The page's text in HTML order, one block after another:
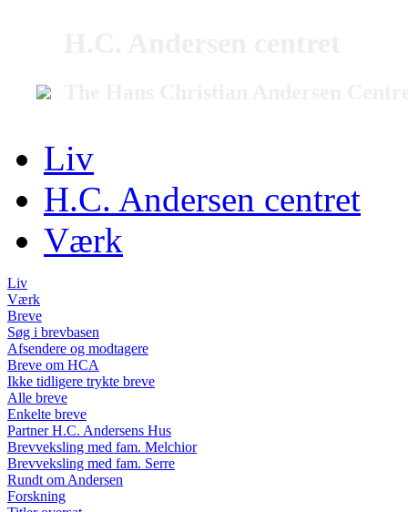
Liv
H.C. Andersen centret
Værk
Liv
Værk
Breve
Søg i brevbasen
Afsendere og modtagere
Breve om HCA
Ikke tidligere trykte breve
Alle breve
Enkelte breve
Partner H.C. Andersens Hus
Brevveksling med fam. Melchior
Brevveksling med fam. Serre
Rundt om Andersen
Forskning